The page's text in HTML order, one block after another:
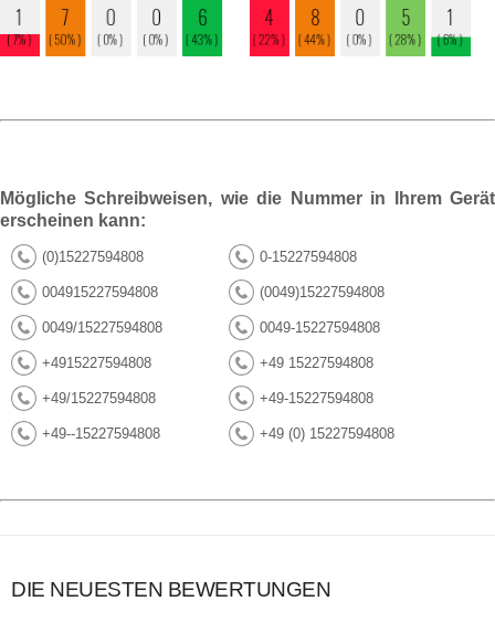
Mögliche Schreibweisen, wie die Nummer in Ihrem Gerät
erscheinen kann:
(0)15227594808 0-15227594808
004915227594808 (0049)15227594808
0049/15227594808 0049-15227594808
+4915227594808 +49 15227594808
+49/15227594808 +49-15227594808
+49--15227594808 +49 (0) 15227594808
DIE NEUESTEN BEWERTUNGEN